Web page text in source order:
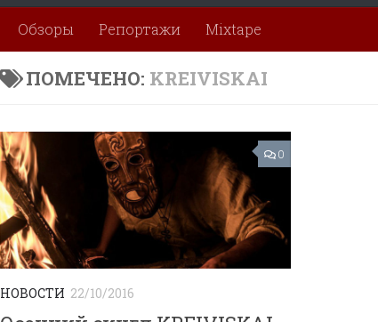
Обзоры Репортажи Mixtape
ПОМЕЧЕНО: KREIVISKAI
0
НОВОСТИ 22/10/2016